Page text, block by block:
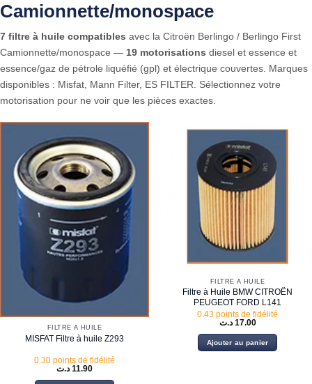
Camionnette/monospace
7 filtre à huile compatibles avec la Citroën Berlingo / Berlingo First
Camionnette/monospace — 19 motorisations diesel et essence et
essence/gaz de pétrole liquéfié (gpl) et électrique couvertes. Marques
disponibles : Misfat, Mann Filter, ES FILTER. Sélectionnez votre
motorisation pour ne voir que les pièces exactes.
FILTRE À HUILE
MISFAT Filtre à huile Z293
0.30 points de fidélité
11.90 د.ت
FILTRE À HUILE
Filtre à Huile BMW CITROËN
PEUGEOT FORD L141
0.43 points de fidélité
17.00 د.ت
Ajouter au panier